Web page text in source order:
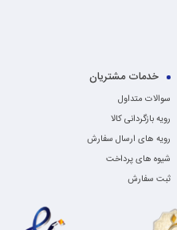
خدمات مشتریان
سوالات متداول
رویه بازگردانی کالا
رویه های ارسال سفارش
شیوه های پرداخت
ثبت سفارش